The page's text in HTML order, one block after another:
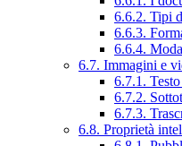
6.6.2. Tipi
6.6.3.
6.6.4.
6.7. Immagini e
6.7.1.
6.7.2.
6.7.3.
6.8. Proprietà